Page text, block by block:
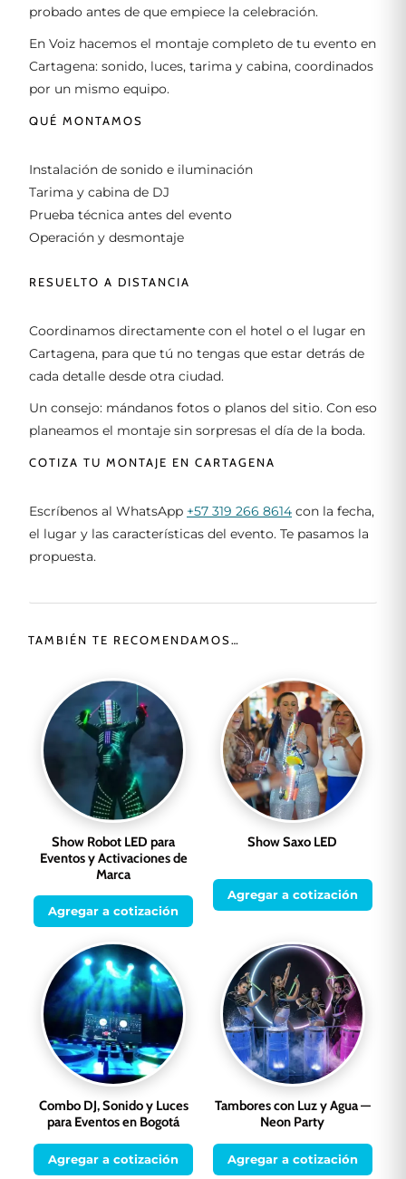
probado antes de que empiece la celebración.
En Voiz hacemos el montaje completo de tu evento en
Cartagena: sonido, luces, tarima y cabina, coordinados
por un mismo equipo.
QUÉ MONTAMOS
Instalación de sonido e iluminación
Tarima y cabina de DJ
Prueba técnica antes del evento
Operación y desmontaje
RESUELTO A DISTANCIA
Coordinamos directamente con el hotel o el lugar en
Cartagena, para que tú no tengas que estar detrás de
cada detalle desde otra ciudad.
Un consejo: mándanos fotos o planos del sitio. Con eso
planeamos el montaje sin sorpresas el día de la boda.
COTIZA TU MONTAJE EN CARTAGENA
Escríbenos al WhatsApp +57 319 266 8614 con la fecha,
el lugar y las características del evento. Te pasamos la
propuesta.
TAMBIÉN TE RECOMENDAMOS…
Show Robot LED para
Eventos y Activaciones de
Marca
Agregar a cotización
Show Saxo LED
Agregar a cotización
Combo DJ, Sonido y Luces
para Eventos en Bogotá
Agregar a cotización
Tambores con Luz y Agua —
Neon Party
Agregar a cotización